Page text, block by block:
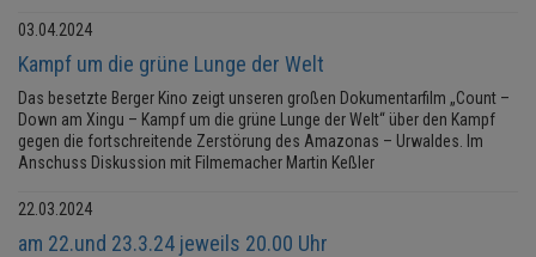
03.04.2024
Kampf um die grüne Lunge der Welt
Das besetzte Berger Kino zeigt unseren großen Dokumentarfilm „Count –
Down am Xingu – Kampf um die grüne Lunge der Welt“ über den Kampf
gegen die fortschreitende Zerstörung des Amazonas – Urwaldes. Im
Anschuss Diskussion mit Filmemacher Martin Keßler
22.03.2024
am 22.und 23.3.24 jeweils 20.00 Uhr